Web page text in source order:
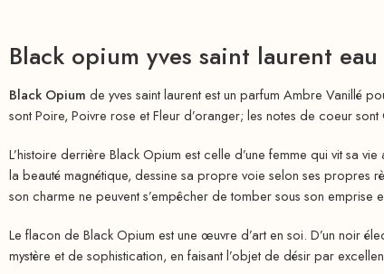
Black opium yves saint laurent
Black Opium de yves saint laurent est un parfum Ambre Vanillé
sont Poire, Poivre rose et Fleur d’oranger; les notes de coeur
L’histoire derrière Black Opium est celle d’une femme qui vit sa
la beauté magnétique, dessine sa propre voie selon ses propres
son charme ne peuvent s’empêcher de tomber sous son emprise
Le flacon de Black Opium est une œuvre d’art en soi. D’un noir
mystère et de sophistication, en faisant l’objet de désir par